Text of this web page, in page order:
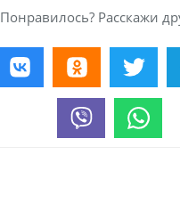
Понравилось? Расскажи